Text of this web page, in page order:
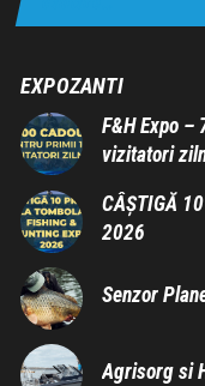
EXPOZANTI
F&H Expo
vizitatori
CÂȘTIGĂ
2026
Senzor
Agrisorg si